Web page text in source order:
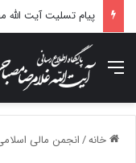
منو
خانه/انجمن مالی